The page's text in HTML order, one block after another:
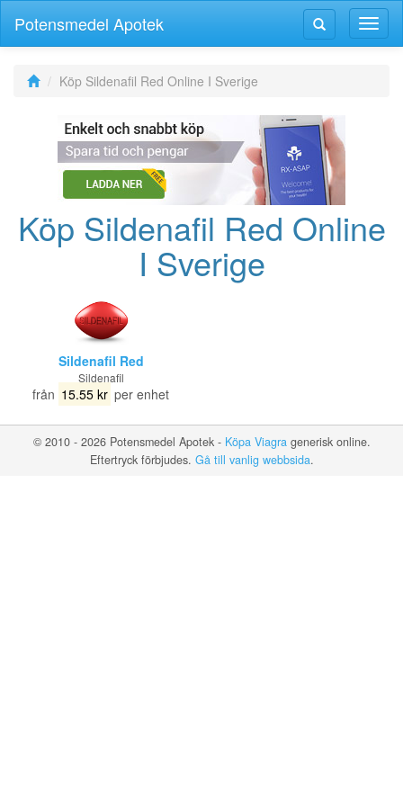
Växla
Växla
navigering
Potensmedel Apotek
Köp Sildenafil Red Online I Sverige
Köp Sildenafil Red Online
I Sverige
Sildenafil Red
Sildenafil
från 15.55 kr per enhet
© 2010 - 2026 Potensmedel Apotek - Köpa Viagragenerisk online.
Eftertryck förbjudes. Gå till vanlig webbsida.